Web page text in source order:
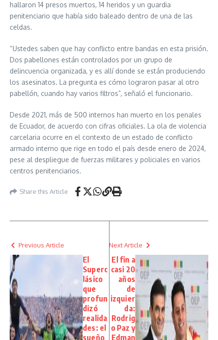
hallaron 14 presos muertos, 14 heridos y un guardia
penitenciario que había sido baleado dentro de una de las
celdas.
“Ustedes saben que hay conflicto entre bandas en esta prisión.
Dos pabellones están controlados por un grupo de
delincuencia organizada, y es allí donde se están produciendo
los asesinatos. La pregunta es cómo lograron pasar al otro
pabellón, cuando hay varios filtros”, señaló el funcionario.
Desde 2021, más de 500 internos han muerto en los penales
de Ecuador, de acuerdo con cifras oficiales. La ola de violencia
carcelaria ocurre en el contexto de un estado de conflicto
armado interno que rige en todo el país desde enero de 2024,
pese al despliegue de fuerzas militares y policiales en varios
centros penitenciarios.
Share this Article
Previous Article
El
Superc
lásico
que
profun
dizó
realida
des: el
sueño
Next Article
El fin a
casi 20
años
de
izquier
da:
Rodrig
o Paz y
Edman